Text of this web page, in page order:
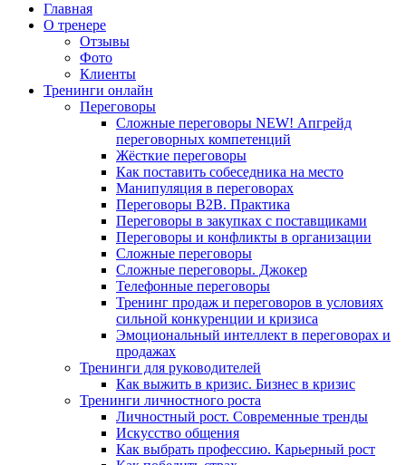
Главная
О тренере
Отзывы
Фото
Клиенты
Тренинги онлайн
Переговоры
Сложные переговоры NEW! Апгрейд
переговорных компетенций
Жёсткие переговоры
Как поставить собеседника на место
Манипуляция в переговорах
Переговоры B2B. Практика
Переговоры в закупках с поставщиками
Переговоры и конфликты в организации
Сложные переговоры
Сложные переговоры. Джокер
Телефонные переговоры
Тренинг продаж и переговоров в условиях
сильной конкуренции и кризиса
Эмоциональный интеллект в переговорах и
продажах
Тренинги для руководителей
Как выжить в кризис. Бизнес в кризис
Тренинги личностного роста
Личностный рост. Современные тренды
Искусство общения
Как выбрать профессию. Карьерный рост